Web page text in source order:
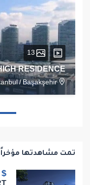
RESIDENCE
/ Başakşehir
تمت مشاهدتها مؤخراً
$ 450,000